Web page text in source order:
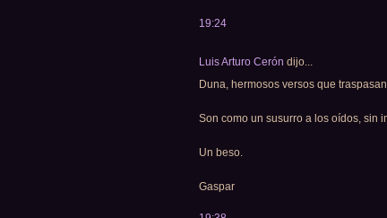
19:24
Luis Arturo Cerón dijo...
Duna, hermosos versos que
Son como un susurro a los oídos, sin
Un beso.
Gaspar